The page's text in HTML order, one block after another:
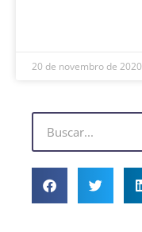
20 de novembro de 2020